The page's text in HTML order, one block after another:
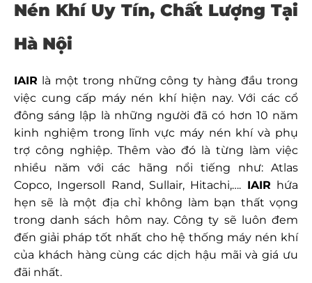
Nén Khí Uy Tín, Chất Lượng Tại
Hà Nội
IAIR là một trong những công ty hàng đầu trong
việc cung cấp máy nén khí hiện nay. Với các cổ
đông sáng lập là những người đã có hơn 10 năm
kinh nghiệm trong lĩnh vực máy nén khí và phụ
trợ công nghiệp. Thêm vào đó là từng làm việc
nhiều năm với các hãng nổi tiếng như: Atlas
Copco, Ingersoll Rand, Sullair, Hitachi,…. IAIR hứa
hẹn sẽ là một địa chỉ không làm bạn thất vọng
trong danh sách hôm nay. Công ty sẽ luôn đem
đến giải pháp tốt nhất cho hệ thống máy nén khí
của khách hàng cùng các dịch hậu mãi và giá ưu
đãi nhất.